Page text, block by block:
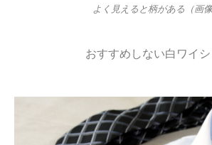
よく見えると柄がある（画像
おすすめしない白ワイ